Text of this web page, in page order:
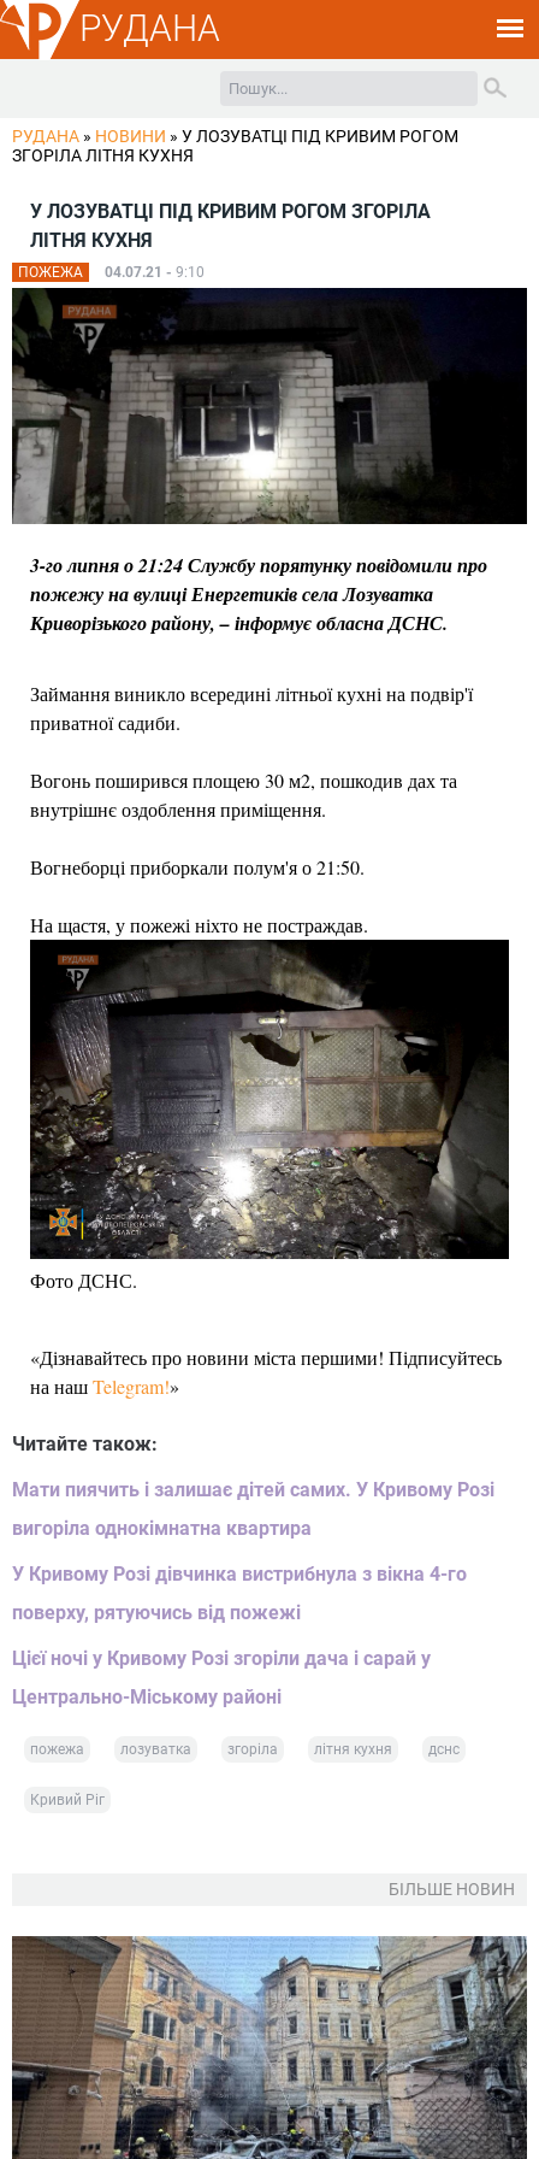
РУДАНА
РУДАНА » НОВИНИ » У ЛОЗУВАТЦІ ПІД КРИВИМ РОГОМ
ЗГОРІЛА ЛІТНЯ КУХНЯ
У ЛОЗУВАТЦІ ПІД КРИВИМ РОГОМ ЗГОРІЛА
ЛІТНЯ КУХНЯ
ПОЖЕЖА 04.07.21 - 9:10
3-го липня о 21:24 Службу порятунку повідомили про
пожежу на вулиці Енергетиків села Лозуватка
Криворізького району, – інформує обласна ДСНС.
Займання виникло всередині літньої кухні на подвір'ї
приватної садиби.
Вогонь поширився площею 30 м2, пошкодив дах та
внутрішнє оздоблення приміщення.
Вогнеборці приборкали полум'я о 21:50.
На щастя, у пожежі ніхто не постраждав.
Фото ДСНС.
«Дізнавайтесь про новини міста першими! Підписуйтесь
на нашTelegram!»
Читайте також:
Мати пиячить і залишає дітей самих. У Кривому Розі
вигоріла однокімнатна квартира
У Кривому Розі дівчинка вистрибнула з вікна 4-го
поверху, рятуючись від пожежі
Цієї ночі у Кривому Розі згоріли дача і сарай у
Центрально-Міському районі
пожежа лозуватка згоріла літня кухня дснс
Кривий Ріг
БІЛЬШЕ НОВИН